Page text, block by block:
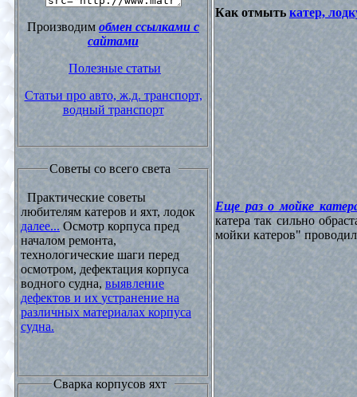
Производим обмен ссылками с
сайтами
Полезные статьи
Статьи про авто, ж.д. транспорт,
водный транспорт
Советы со всего света
Практические советы
любителям катеров и яхт, лодок
далее... Осмотр корпуса пред
началом ремонта,
технологические шаги перед
осмотром, дефектация корпуса
водного судна, выявление
дефектов и их устранение на
различных материалах корпуса
судна.
Сварка корпусов яхт
Как отмыть катер,
Еще раз о мойке
катера так сильно
мойки катеров"